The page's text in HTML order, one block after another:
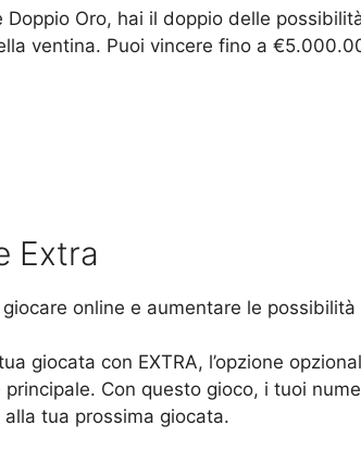
Doppio Oro, hai il doppio delle
ventina. Puoi vincere fino a
Extra
giocare online e aumentare le
giocata con EXTRA, l’opzione
principale. Con questo gioco, i tuoi
tua prossima giocata.